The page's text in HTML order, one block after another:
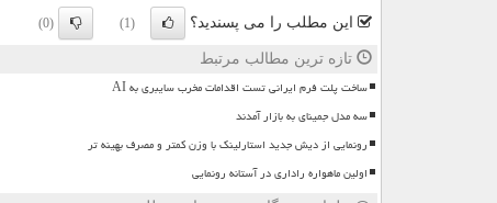
این مطلب را می پسندید؟ (1)
(0)
تازه ترین مطالب مرتبط
ساخت پلت فرم ایرانی تست اقدامات مخرب سایبری به AI
سه مدل جمینای به بازار آمدند
رونمایی از دیش جدید استارلینک با وزن کمتر و مصرف بهینه تر
اولین ماهواره راداری در آستانه رونمایی